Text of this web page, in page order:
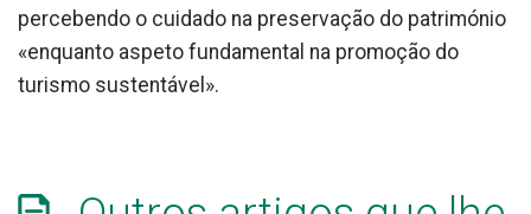
percebendo o cuidado na preservação do património
«enquanto aspeto fundamental na promoção do
turismo sustentável».